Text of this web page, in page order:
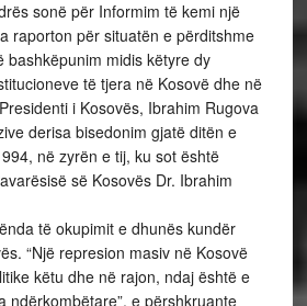
sonë për Informim të kemi një
raporton për situatën e përditshme
bashkëpunim midis këtyre dy
të tjera në Kosovë dhe në
i Kosovës, Ibrahim Rugova
derisa bisedonim gjatë ditën e
në zyrën e tij, ku sot është
së Kosovës Dr. Ibrahim
të okupimit e dhunës kundër
“Një represion masiv në Kosovë
këtu dhe në rajon, ndaj është e
ndërkombëtare”, e përshkruante